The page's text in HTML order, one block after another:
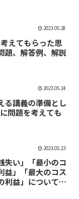
2023.05.28
えてもらった思
題、解答例、解説
2023.05.24
る講義の準備とし
問題を考えても
2023.05.23
失い」「最小のコ
益」「最大のコス
利益」について